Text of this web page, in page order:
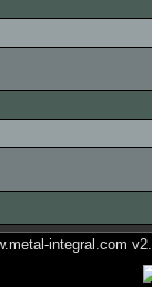
integral.com